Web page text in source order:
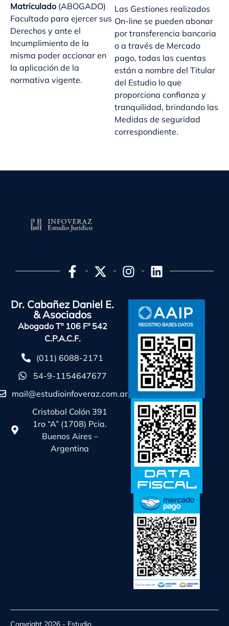
Matriculado (ABOGADO)
Facultado para ejercer sus
Derechos y ante el
Incumplimiento de la
misma poder accionar en
la aplicación de la
normativa vigente.
Las Gestiones realizados
On-line se pueden abonar
por transferencia bancaria
o a través de Mercado
pago, todas las cuentas
están a nombre del Titular
del Estudio lo que
proporciona confianza y
tranquilidad, brindando las
Medidas de seguridad
correspondiente.
Dr. Cabañez Daniel E.
& Asociados
Abogado Tº 106 Fº 542
C.P.A.C.F.
(011) 6088-2171
54-9-1154647677
mail@estudioinfoveraz.com.ar
Cristobal Colón 391
1ro “A” (1708) Pcia.
Buenos Aires –
Argentina
Copyright 2026 - Estudio